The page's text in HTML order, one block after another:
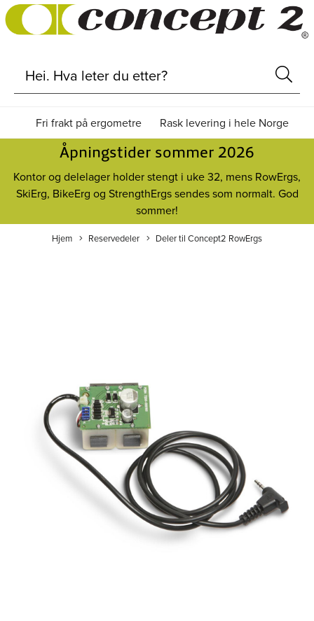
Fri frakt på ergometre Rask levering i hele Norge
Åpningstider sommer 2026
Kontor og delelager holder stengt i uke 32, mens RowErgs,
SkiErg, BikeErg og StrengthErgs sendes som normalt. God
sommer!
Hjem Reservedeler Deler til Concept2 RowErgs